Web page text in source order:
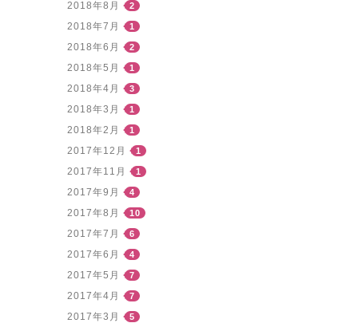
2018年8月 2
2018年7月 1
2018年6月 2
2018年5月 1
2018年4月 3
2018年3月 1
2018年2月 1
2017年12月 1
2017年11月 1
2017年9月 4
2017年8月 10
2017年7月 6
2017年6月 4
2017年5月 7
2017年4月 7
2017年3月 5